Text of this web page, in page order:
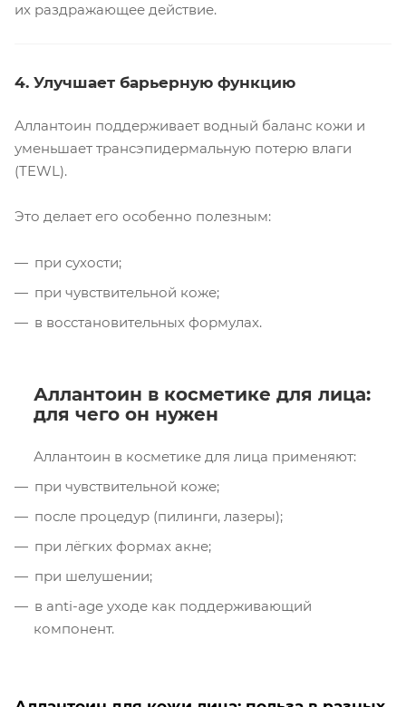
их раздражающее действие.
4. Улучшает барьерную функцию
Аллантоин поддерживает водный баланс кожи и
уменьшает трансэпидермальную потерю влаги
(TEWL).
Это делает его особенно полезным:
при сухости;
при чувствительной коже;
в восстановительных формулах.
Аллантоин в косметике для лица:
для чего он нужен
Аллантоин в косметике для лица применяют:
при чувствительной коже;
после процедур (пилинги, лазеры);
при лёгких формах акне;
при шелушении;
в anti-age уходе как поддерживающий
компонент.